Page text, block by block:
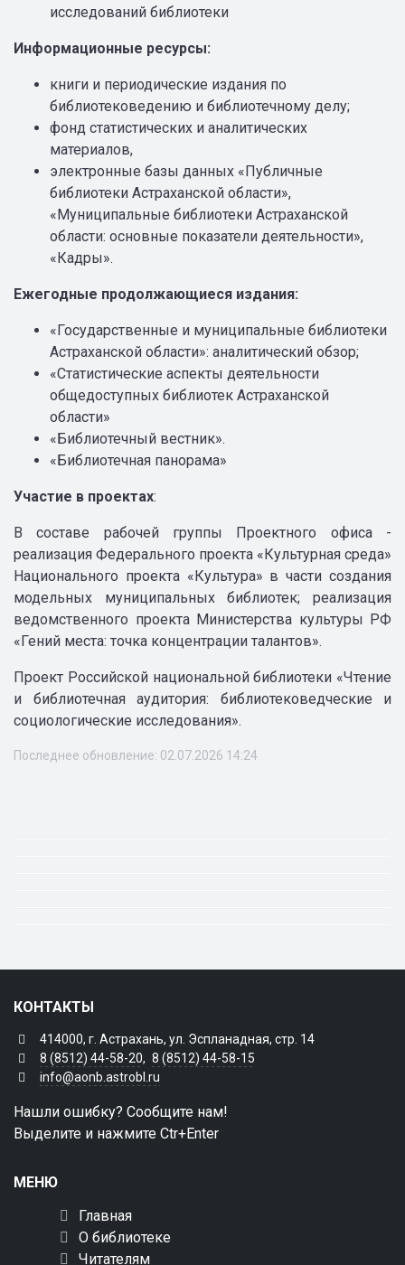
исследований библиотеки
Информационные ресурсы:
книги и периодические издания по
библиотековедению и библиотечному делу;
фонд статистических и аналитических
материалов,
электронные базы данных «Публичные
библиотеки Астраханской области»,
«Муниципальные библиотеки Астраханской
области: основные показатели деятельности»,
«Кадры».
Ежегодные продолжающиеся издания:
«Государственные и муниципальные библиотеки
Астраханской области»: аналитический обзор;
«Статистические аспекты деятельности
общедоступных библиотек Астраханской
области»
«Библиотечный вестник».
«Библиотечная панорама»
Участие в проектах:
В составе рабочей группы Проектного офиса -
реализация Федерального проекта «Культурная среда»
Национального проекта «Культура» в части создания
модельных муниципальных библиотек; реализация
ведомственного проекта Министерства культуры РФ
«Гений места: точка концентрации талантов».
Проект Российской национальной библиотеки «Чтение
и библиотечная аудитория: библиотековедческие и
социологические исследования».
Последнее обновление: 02.07.2026 14:24
КОНТАКТЫ
414000, г. Астрахань, ул. Эспланадная, стр. 14
8 (8512) 44-58-20, 8 (8512) 44-58-15
info@aonb.astrobl.ru
Нашли ошибку? Сообщите нам!
Выделите и нажмите Ctr+Enter
МЕНЮ
Главная
О библиотеке
Читателям